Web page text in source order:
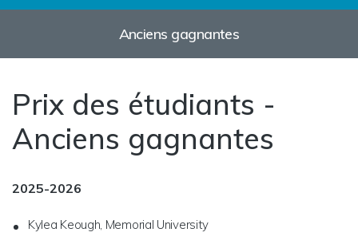
Anciens gagnantes
Prix des étudiants -
Anciens gagnantes
2025-2026
Kylea Keough, Memorial University